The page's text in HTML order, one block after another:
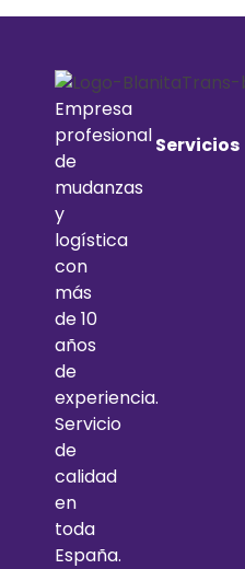
Empresa
profesional
de
mudanzas
y
logística
con
más
de 10
años
de
experiencia.
Servicio
de
calidad
en
toda
España.
Servicios